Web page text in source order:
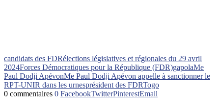
candidats des FDRélections législatives et régionales du 29 avril
2024Forces Démocratiques pour la République (FDR)gapolaMe
Paul Dodji ApévonMe Paul Dodji Apévon appelle à sanctionner le
RPT-UNIR dans les urnesprésident des FDRTogo
0 commentaires 0 FacebookTwitterPinterestEmail